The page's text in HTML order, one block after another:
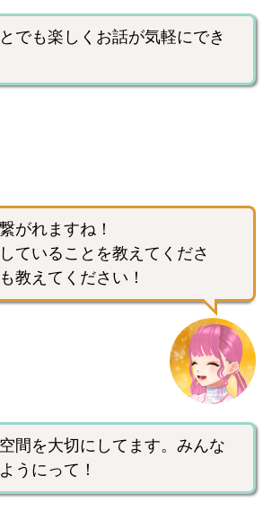
でも楽しくお話が気軽にでき
がれますね！
ていることを教えてくださ
教えてください！
間を大切にしてます。みんな
うにって！